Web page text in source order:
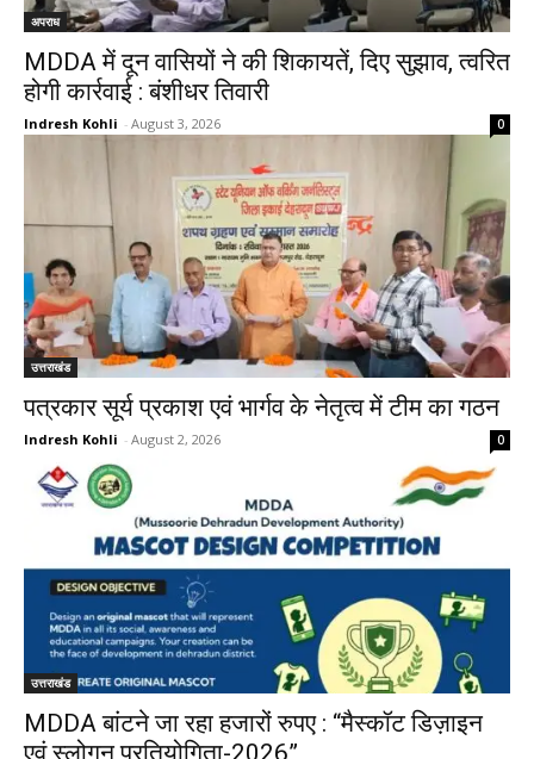
अपराध
MDDA में दून वासियों ने की शिकायतें, दिए सुझाव, त्वरित
होगी कार्रवाई : बंशीधर तिवारी
Indresh Kohli - August 3, 2026 0
उत्तराखंड
पत्रकार सूर्य प्रकाश एवं भार्गव के नेतृत्व में टीम का गठन
Indresh Kohli - August 2, 2026 0
उत्तराखंड
MDDA बांटने जा रहा हजारों रुपए : “मैस्कॉट डिज़ाइन
एवं स्लोगन प्रतियोगिता-2026”